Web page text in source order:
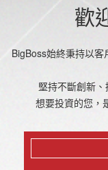
歡
BigBoss始終秉持以
堅持不斷創新
想要投資的您，